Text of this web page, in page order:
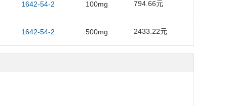
1642-54-2 100mg 794.66元
1642-54-2 500mg 2433.22元